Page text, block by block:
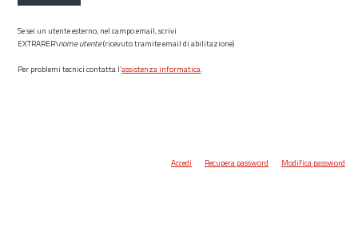
Se sei un utente esterno, nel campo email, scrivi
EXTRARER\nome utente(ricevuto tramite email di abilitazione)
Per problemi tecnici contatta l’assistenza informatica.
Accedi Recupera password Modifica password